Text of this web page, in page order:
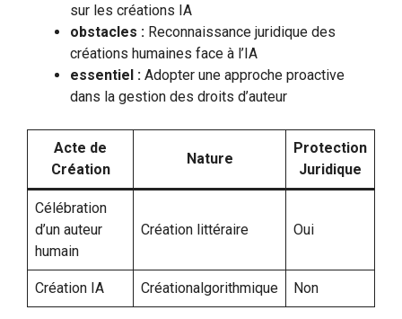
sur les créations IA
obstacles : Reconnaissance juridique des
créations humaines face à l’IA
essentiel : Adopter une approche proactive
dans la gestion des droits d’auteur
Acte de
Création
Nature
Protection
Juridique
Célébration
d’un auteur
humain
Création littéraire Oui
Création IA Créationalgorithmique Non